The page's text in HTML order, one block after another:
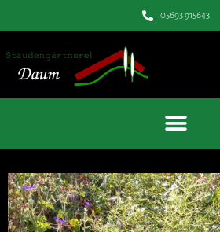
05693 915643